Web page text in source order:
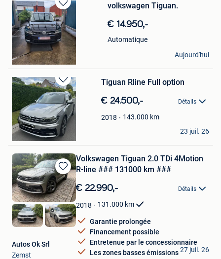
Sauvegarder
dans
Mes
Favoris
volkswagen Tiguan.
€ 14.950,-
Automatique
Monsieur
Isnes
Aujourd'hui
Sauvegarder
dans
Mes
Favoris
Tiguan Rline Full option
€ 24.500,- Détails
2018 143.000 km
Level
Mouscron
23 juil. 26
Sauvegarder
dans
Mes
Favoris
Volkswagen Tiguan 2.0 TDi 4Motion
R-line ### 131000 km ###
€ 22.990,- Détails
2018 131.000 km
Garantie prolongée
Financement possible
Entretenue par le concessionnaire
Les zones basses émissions
Autos Ok Srl
Zemst
27 juil. 26